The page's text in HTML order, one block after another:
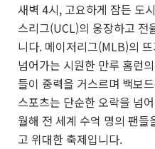
새벽 4시, 고요하게 잠든 도
스리그(UCL)의 웅장하고 전
니다. 메이저리그(MLB)의
넘어가는 시원한 만루 홈런
들이 중력을 거스르며 백보
스포츠는 단순한 오락을 넘
월해 전 세계 수억 명의 팬
고 위대한 축제입니다.